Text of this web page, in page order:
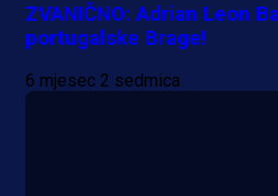
ZVANIČNO: Adrian Leon
portugalske Brage!
6 mjesec 2 sedmica